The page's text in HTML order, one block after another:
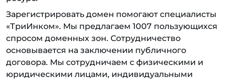
Зарегистрировать домен помогают специалисты
«ТриИнком». Мы предлагаем 1007 пользующихся
спросом доменных зон. Сотрудничество
основывается на заключении публичного
договора. Мы сотрудничаем с физическими и
юридическими лицами, индивидуальными